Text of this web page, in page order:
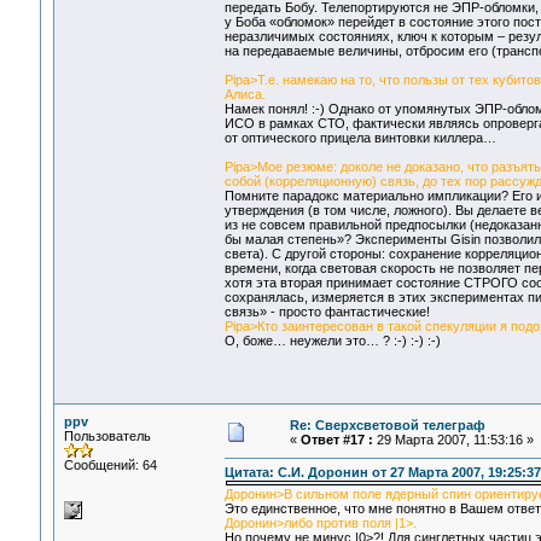
передать Бобу. Телепортируются не ЭПР-
у Боба «обломок» перейдет в состояние этого
неразличимых состояниях, ключ к которым –
на передаваемые величины, отбросим его
Pipa>Т.е. намекаю на то, что пользы от тех
Алиса.
Намек понял! :-) Однако от упомянутых ЭПР-
ИСО в рамках СТО, фактически являясь
от оптического прицела винтовки киллера…
Pipa>Мое резюме: доколе не доказано, что
собой (корреляционную) связь, до тех пор
Помните парадокс материально импликации?
утверждения (в том числе, ложного). Вы делаете
из не совсем правильной предпосылки
бы малая степень»? Эксперименты Gisin
света). С другой стороны: сохранение
времени, когда световая скорость не позволяет
хотя эта вторая принимает состояние СТРОГО
сохранялась, измеряется в этих экспериментах
связь» - просто фантастические!
Pipa>Кто заинтересован в такой спекуляции я
О, боже… неужели это… ? :-) :-) :-)
ppv
Пользователь
Сообщений: 64
Re: Сверхсветовой телеграф
« Ответ #17 : 29 Марта 2007, 11:53:16 »
Цитата: С.И. Доронин от 27 Марта 2007, 19:25:37
Доронин>В сильном поле ядерный спин
Это единственное, что мне понятно в Вашем
Доронин>либо против поля |1>.
Но почему не минус |0>?! Для синглетных частиц